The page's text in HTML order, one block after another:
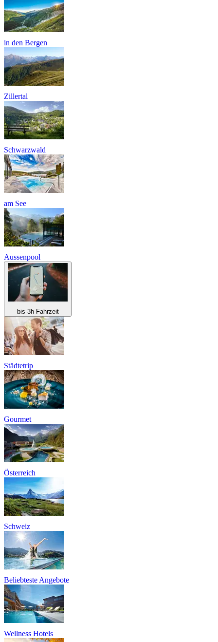
in den Bergen
Zillertal
Schwarzwald
am See
Aussenpool
bis 3h Fahrzeit
Städtetrip
Gourmet
Österreich
Schweiz
Beliebteste Angebote
Wellness Hotels